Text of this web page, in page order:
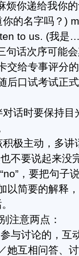
你递给我你
你的名字吗？)
to us. (我
句话次序可能
交给专事评分
后口试考试正
时要保持目
主动，多讲
不要说起来没
，要把句子
以简要的解释
意两点：
讨论的，互
她互相问答、